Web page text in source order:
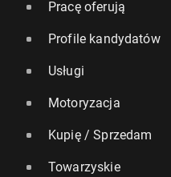
Pracę oferują
Profile kandydatów
Usługi
Motoryzacja
Kupię / Sprzedam
Towarzyskie